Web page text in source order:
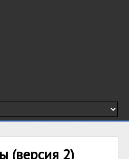
(версия 2)